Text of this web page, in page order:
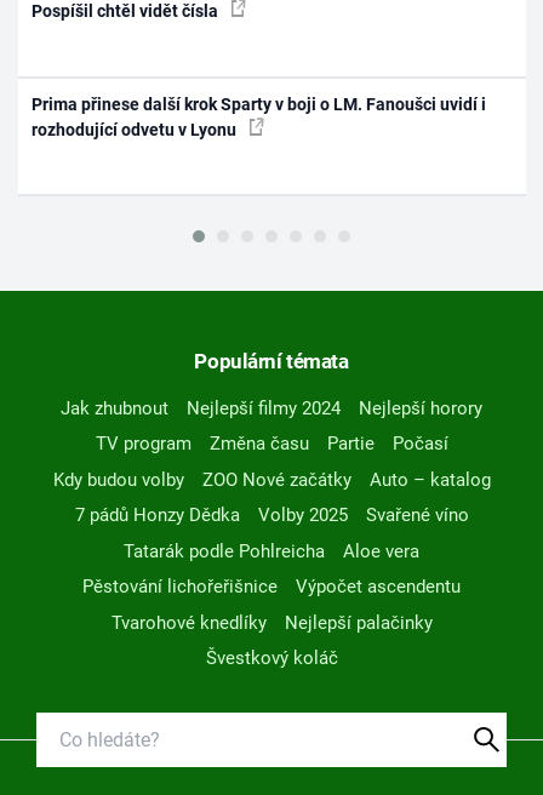
Pospíšil chtěl vidět čísla
Prima přinese další krok Sparty v boji o LM. Fanoušci uvidí i
rozhodující odvetu v Lyonu
Populární témata
Jak zhubnout Nejlepší filmy 2024
Nejlepší horory
TV program
Změna času Partie
Počasí
Kdy budou volby
ZOO Nové začátky
Auto – katalog
7 pádů Honzy Dědka
Volby 2025
Svařené víno
Tatarák podle Pohlreicha
Aloe vera
Pěstování lichořeřišnice
Výpočet ascendentu
Tvarohové knedlíky
Nejlepší palačinky
Švestkový koláč